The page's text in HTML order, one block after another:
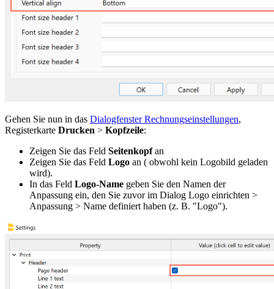
Gehen Sie nun in das Dialogfenster Rechnungseinstellungen,
Registerkarte Drucken > Kopfzeile:
Zeigen Sie das Feld Seitenkopfan
Zeigen Sie das Feld Logo an ( obwohl kein Logobild geladen
wird).
In das Feld Logo-Name geben Sie den Namen der
Anpassung ein, den Sie zuvor im Dialog Logo einrichten >
Anpassung > Name definiert haben (z. B. "Logo").